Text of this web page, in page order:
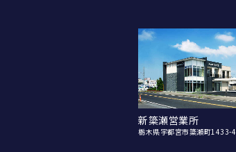
新簗瀬営業所
栃木県宇都宮市簗瀬町1433-4